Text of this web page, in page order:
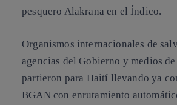
pesquero Alakrana en el Índico.
Organismos internacionales de
agencias del Gobierno y medios
partieron para Haití llevando ya
BGAN con enrutamiento